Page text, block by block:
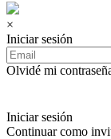
×
Iniciar sesión
Olvidé mi
Iniciar sesión
Continuar como